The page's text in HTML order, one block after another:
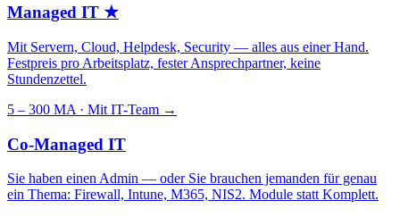
Managed IT ★
Mit Servern, Cloud, Helpdesk, Security — alles aus einer Hand.
Festpreis pro Arbeitsplatz, fester Ansprechpartner, keine
Stundenzettel.
5 – 300 MA · Mit IT-Team →
Co-Managed IT
Sie haben einen Admin — oder Sie brauchen jemanden für genau
ein Thema: Firewall, Intune, M365, NIS2. Module statt Komplett.